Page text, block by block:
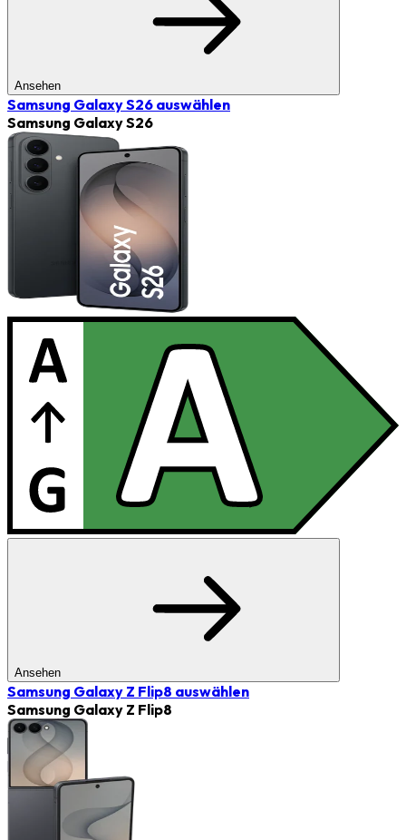
Ansehen
Samsung Galaxy S26 auswählen
Samsung Galaxy S26
Ansehen
Samsung Galaxy Z Flip8 auswählen
Samsung Galaxy Z Flip8